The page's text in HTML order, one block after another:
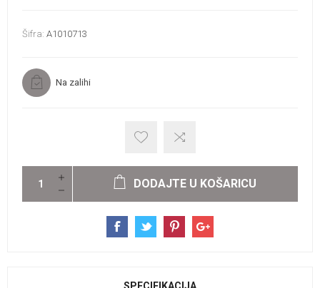
Šifra: A1010713
Na zalihi
DODAJTE U KOŠARICU
SPECIFIKACIJA